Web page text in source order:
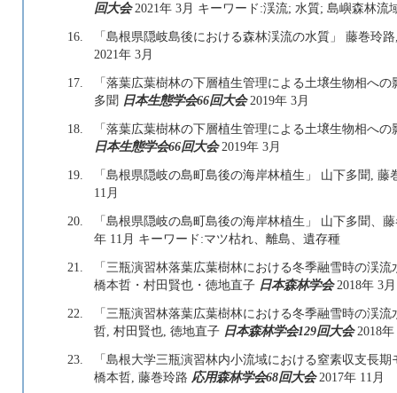
回大会2021年 3月 キーワード:渓流; 水質; 島嶼森林流
16.
「島根県隠岐島後における森林渓流の水質」 藤巻玲
2021年 3月
17.
「落葉広葉樹林の下層植生管理による土壌生物相へ
多聞 日本生態学会66回大会2019年 3月
18.
「落葉広葉樹林の下層植生管理による土壌生物相へ
日本生態学会66回大会2019年 3月
19.
「島根県隠岐の島町島後の海岸林植生」 山下多聞,
11月
20.
「島根県隠岐の島町島後の海岸林植生」 山下多聞、
年 11月 キーワード:マツ枯れ、離島、遺存種
21.
「三瓶演習林落葉広葉樹林における冬季融雪時の渓
橋本哲・村田賢也・徳地直子 日本森林学会2018年 3月
22.
「三瓶演習林落葉広葉樹林における冬季融雪時の渓
哲, 村田賢也, 徳地直子 日本森林学会129回大会2018年
23.
「島根大学三瓶演習林内小流域における窒素収支長
橋本哲, 藤巻玲路 応用森林学会68回大会2017年 11月